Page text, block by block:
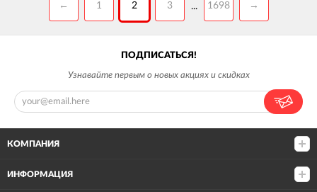
← 1 2 3 ... 1698 →
ПОДПИСАТЬСЯ!
Узнавайте первым о новых акциях и скидках
КОМПАНИЯ
ИНФОРМАЦИЯ